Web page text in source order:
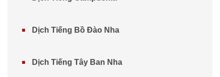
Dịch Tiếng Bồ Đào Nha
Dịch Tiếng Tây Ban Nha